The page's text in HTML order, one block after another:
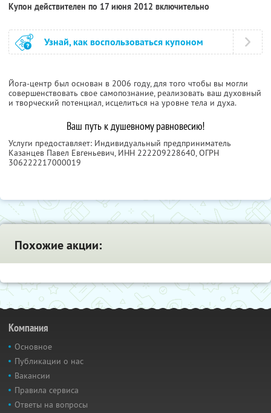
Купон действителен по 17 июня 2012 включительно
Узнай, как воспользоваться купоном
Йога-центр был основан в 2006 году, для того чтобы вы могли
совершенствовать свое самопознание, реализовать ваш духовный
и творческий потенциал, исцелиться на уровне тела и духа.
Ваш путь к душевному равновесию!
Услуги предоставляет: Индивидуальный предприниматель
Казанцев Павел Евгеньевич, ИНН 222209228640, ОГРН
306222217000019
Похожие акции:
Компания
Основное
Публикации о нас
Вакансии
Правила сервиса
Ответы на вопросы